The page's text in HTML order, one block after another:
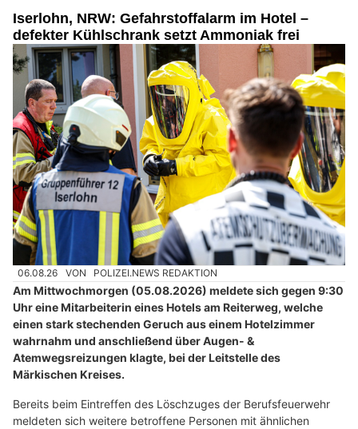
Iserlohn, NRW: Gefahrstoffalarm im Hotel –
defekter Kühlschrank setzt Ammoniak frei
06.08.26 VON POLIZEI.NEWS REDAKTION
Am Mittwochmorgen (05.08.2026) meldete sich gegen 9:30
Uhr eine Mitarbeiterin eines Hotels am Reiterweg, welche
einen stark stechenden Geruch aus einem Hotelzimmer
wahrnahm und anschließend über Augen- &
Atemwegsreizungen klagte, bei der Leitstelle des
Märkischen Kreises.
Bereits beim Eintreffen des Löschzuges der Berufsfeuerwehr
meldeten sich weitere betroffene Personen mit ähnlichen